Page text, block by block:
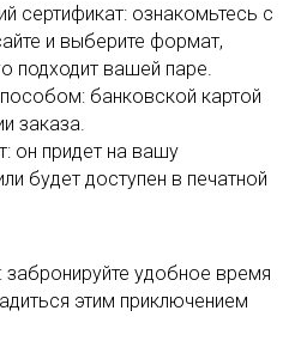
сертификат: ознакомьтесь с
и выберите формат,
подходит вашей паре.
банковской картой
заказа.
он придет на вашу
будет доступен в печатной
забронируйте удобное время
этим приключением